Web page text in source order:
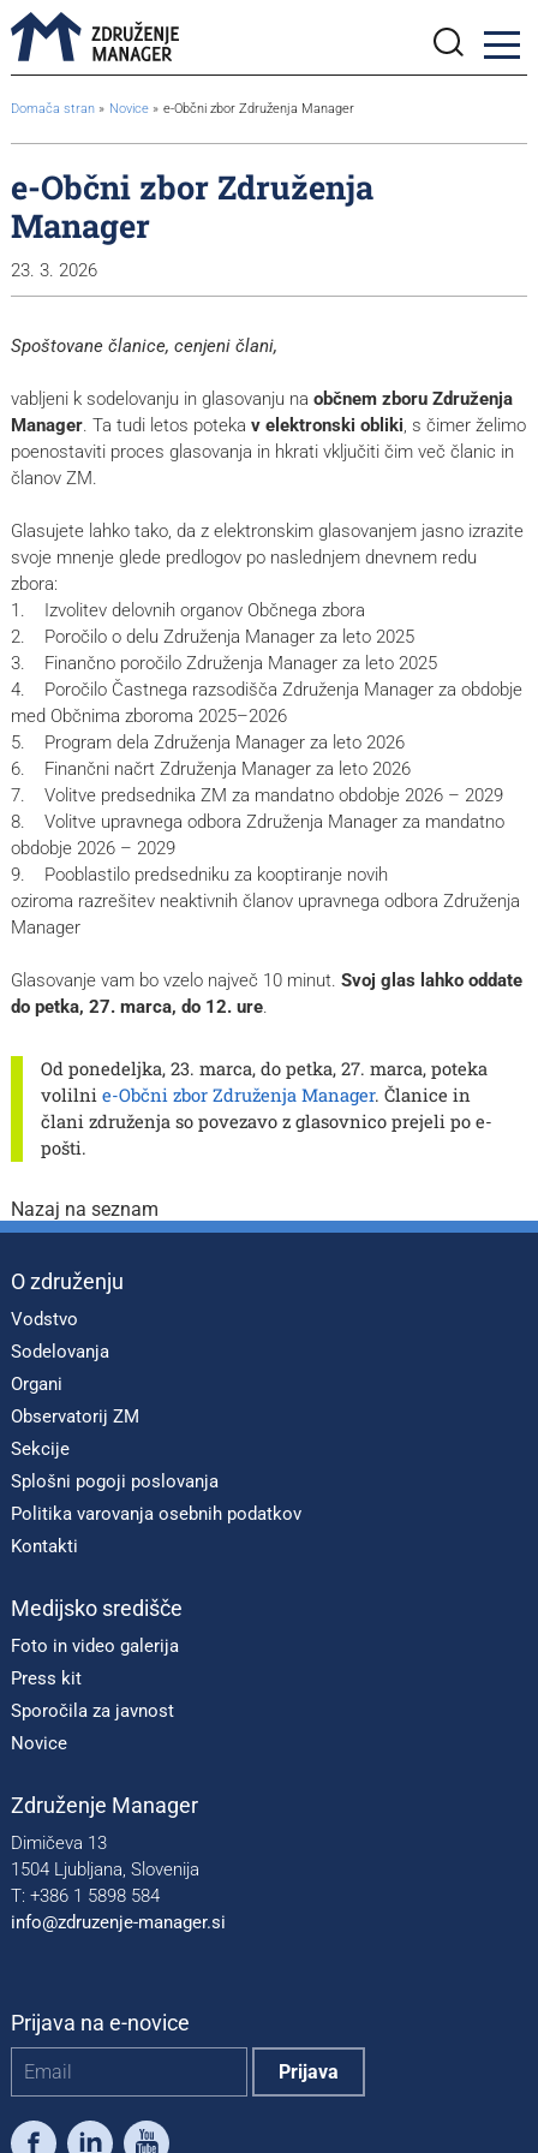
BreadcrumbsTemplate.TITLE_A11Y
Domača stran Novice e-Občni zbor Združenja Manager
e-Občni zbor Združenja
Manager
23. 3. 2026
Od ponedeljka, 23. marca, do petka, 27. marca, poteka
volilni e-Občni zbor Združenja Manager. Članice in
člani združenja so povezavo z glasovnico prejeli po e-
pošti.
Spoštovane članice, cenjeni člani,
vabljeni k sodelovanju in glasovanju na občnem zboru Združenja
Manager. Ta tudi letos poteka v elektronski obliki, s čimer želimo
poenostaviti proces glasovanja in hkrati vključiti čim več članic in
članov ZM.
Glasujete lahko tako, da z elektronskim glasovanjem jasno izrazite
svoje mnenje glede predlogov po naslednjem dnevnem redu
zbora:
1. Izvolitev delovnih organov Občnega zbora
2. Poročilo o delu Združenja Manager za leto 2025
3. Finančno poročilo Združenja Manager za leto 2025
4. Poročilo Častnega razsodišča Združenja Manager za obdobje
med Občnima zboroma 2025–2026
5. Program dela Združenja Manager za leto 2026
6. Finančni načrt Združenja Manager za leto 2026
7. Volitve predsednika ZM za mandatno obdobje 2026 – 2029
8. Volitve upravnega odbora Združenja Manager za mandatno
obdobje 2026 – 2029
9. Pooblastilo predsedniku za kooptiranje novih
oziroma razrešitev neaktivnih članov upravnega odbora Združenja
Manager
Glasovanje vam bo vzelo največ 10 minut. Svoj glas lahko oddate
do petka, 27. marca, do 12. ure.
Nazaj na seznam
O združenju
Vodstvo
Sodelovanja
Organi
Observatorij ZM
Sekcije
Splošni pogoji poslovanja
Politika varovanja osebnih podatkov
Kontakti
Medijsko središče
Foto in video galerija
Press kit
Sporočila za javnost
Novice
Združenje Manager
Dimičeva 13
1504 Ljubljana, Slovenija
T: +386 1 5898 584
info@zdruzenje-manager.si
Prijava na e-novice
FacebookLinkedInYoutube